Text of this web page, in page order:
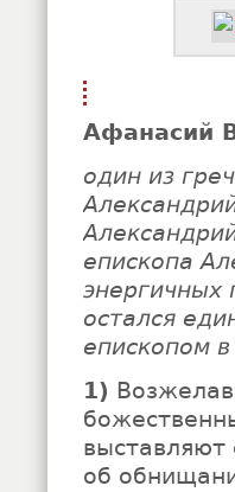
Афанасий
один из
епископа
энергичных
остался
епископом
1)
выставляют
об